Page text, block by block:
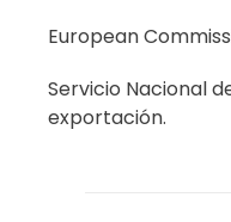
European
Servicio Nacional
exportación.